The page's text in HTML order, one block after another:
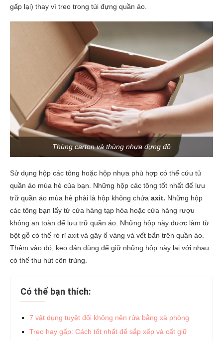
gấp lại) thay vì treo trong túi đựng quần áo.
Thùng carton và thùng nhựa đựng đồ
Sử dụng hộp các tông hoặc hộp nhựa phù hợp có thể cứu tủ
quần áo mùa hè của bạn. Những hộp các tông tốt nhất để lưu
trữ quần áo mùa hè phải là hộp không chứa axit. Những hộp
các tông bạn lấy từ cửa hàng tạp hóa hoặc cửa hàng rượu
không an toàn để lưu trữ quần áo. Những hộp này được làm từ
bột gỗ có thể rò rỉ axit và gây ố vàng và vết bẩn trên quần áo.
Thêm vào đó, keo dán dùng để giữ những hộp này lại với nhau
có thể thu hút côn trùng.
Có thể bạn thích:
7 vật dụng tuyệt đối không nên rửa bằng xà phòng
Treo hay gấp: Cách tốt nhất để sắp xếp và cất giữ